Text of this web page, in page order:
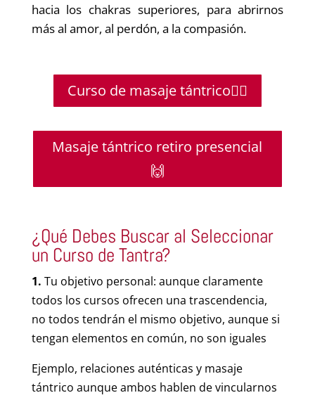
hacia los chakras superiores, para abrirnos
más al amor, al perdón, a la compasión.
Curso de masaje tántrico🧘‍♀️
Masaje tántrico retiro presencial
🙌
¿Qué Debes Buscar al Seleccionar
un Curso de Tantra?
1. Tu objetivo personal: aunque claramente
todos los cursos ofrecen una trascendencia,
no todos tendrán el mismo objetivo, aunque si
tengan elementos en común, no son iguales
Ejemplo, relaciones auténticas y masaje
tántrico aunque ambos hablen de vincularnos